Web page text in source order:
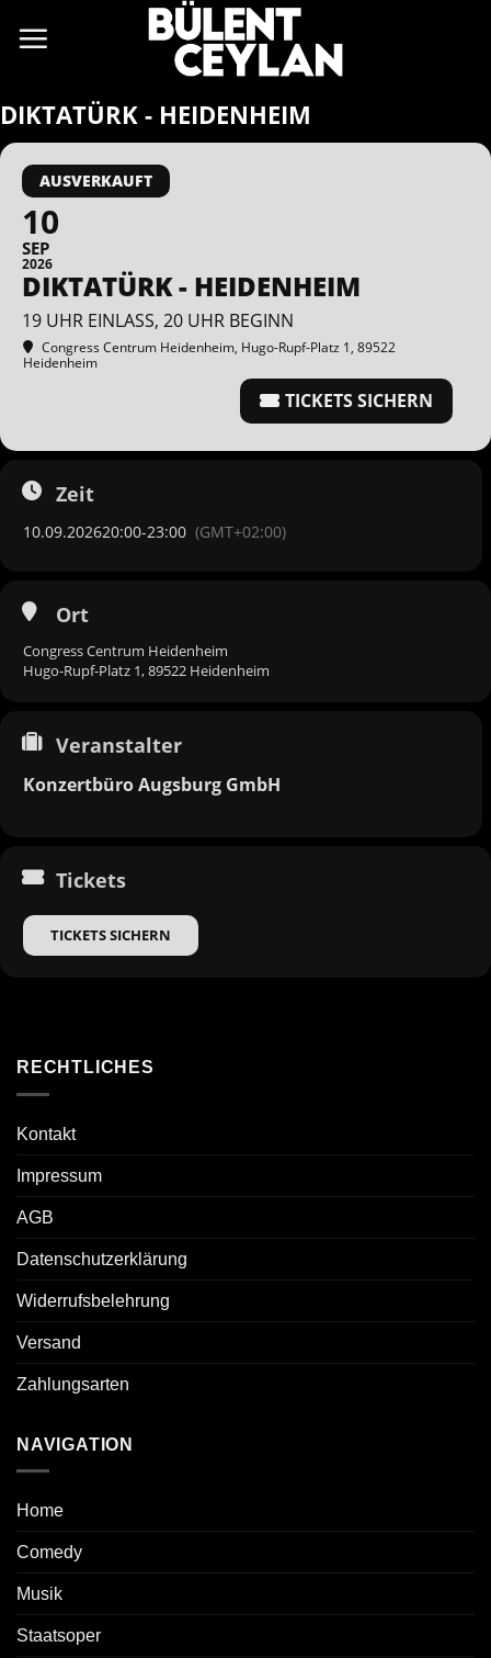
Inhalt
DIKTATÜRK - HEIDENHEIM
AUSVERKAUFT
10
SEP
2026
DIKTATÜRK - HEIDENHEIM
19 UHR EINLASS, 20 UHR BEGINN
Congress Centrum Heidenheim, Hugo-Rupf-Platz 1, 89522
Heidenheim
TICKETS SICHERN
Zeit
10.09.202620:00-23:00 (GMT+02:00)
Ort
Congress Centrum Heidenheim
Hugo-Rupf-Platz 1, 89522 Heidenheim
Veranstalter
Konzertbüro Augsburg GmbH
Tickets
TICKETS SICHERN
RECHTLICHES
Kontakt
Impressum
AGB
Datenschutzerklärung
Widerrufsbelehrung
Versand
Zahlungsarten
NAVIGATION
Home
Comedy
Musik
Staatsoper